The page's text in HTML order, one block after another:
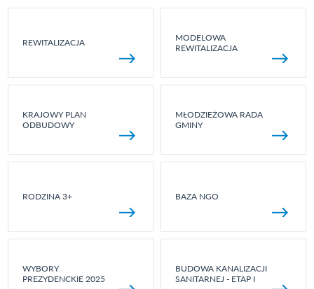
REWITALIZACJA
MODELOWA
REWITALIZACJA
KRAJOWY PLAN
ODBUDOWY
MŁODZIEŻOWA RADA
GMINY
RODZINA 3+ BAZA NGO
WYBORY
PREZYDENCKIE 2025
BUDOWA KANALIZACJI
SANITARNEJ - ETAP I